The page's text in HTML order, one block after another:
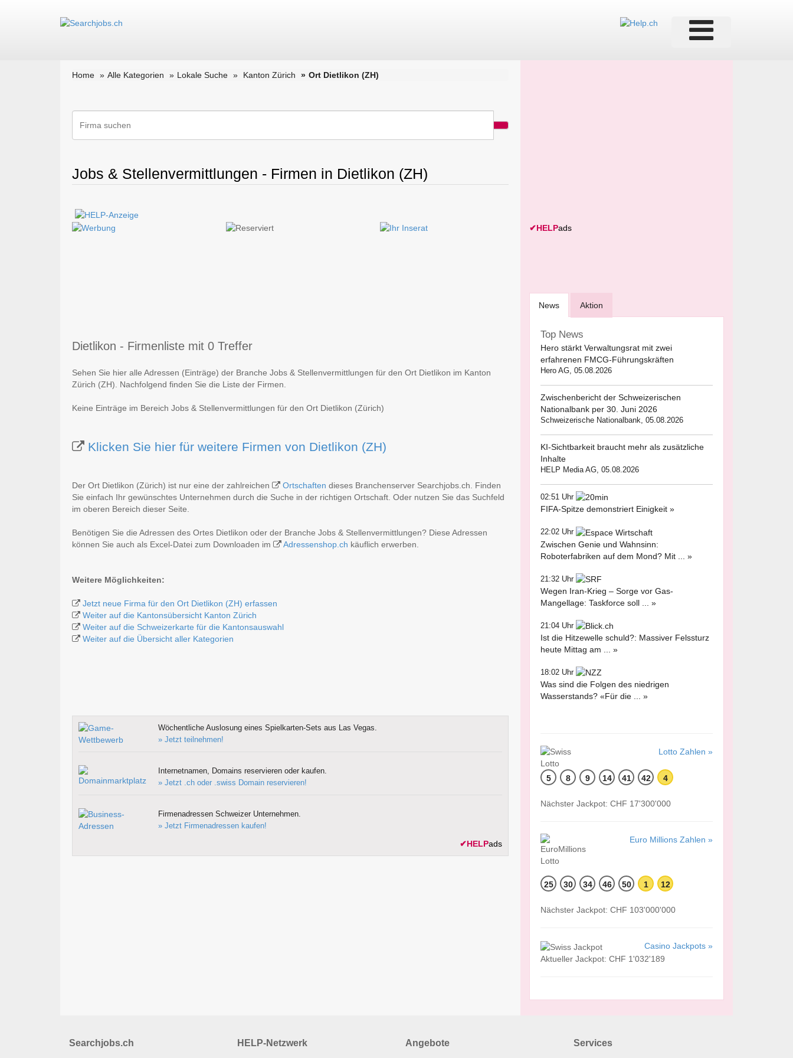
Home Alle Kategorien Lokale Suche Kanton Zürich Ort Dietlikon (ZH)
Jobs & Stellenvermittlungen - Firmen in Dietlikon (ZH)
Dietlikon - Firmenliste mit 0 Treffer
Sehen Sie hier alle Adressen (Einträge) der Branche Jobs & Stellenvermittlungen für den Ort Dietlikon im Kanton
Zürich (ZH). Nachfolgend finden Sie die Liste der Firmen.
Keine Einträge im Bereich Jobs & Stellenvermittlungen für den Ort Dietlikon (Zürich)
Klicken Sie hier für weitere Firmen von Dietlikon (ZH)
Der Ort Dietlikon (Zürich) ist nur eine der zahlreichen Ortschaften dieses Branchenserver Searchjobs.ch. Finden
Sie einfach Ihr gewünschtes Unternehmen durch die Suche in der richtigen Ortschaft. Oder nutzen Sie das Suchfeld
im oberen Bereich dieser Seite.
Benötigen Sie die Adressen des Ortes Dietlikon oder der Branche Jobs & Stellenvermittlungen? Diese Adressen
können Sie auch als Excel-Datei zum Downloaden im
Adressenshop.ch käuflich erwerben.
Weitere Möglichkeiten:
Jetzt neue Firma für den Ort Dietlikon (ZH) erfassen
Weiter auf die Kantonsübersicht Kanton Zürich
Weiter auf die Schweizerkarte für die Kantonsauswahl
Weiter auf die Übersicht aller Kategorien
Wöchentliche Auslosung eines Spielkarten-Sets aus Las Vegas.
» Jetzt teilnehmen!
Internetnamen, Domains reservieren oder kaufen.
» Jetzt .ch oder .swiss Domain reservieren!
Firmenadressen Schweizer Unternehmen.
» Jetzt Firmenadressen kaufen!
✔HELPads
✔HELPads
News Aktion
Top News
Hero stärkt Verwaltungsrat mit zwei
erfahrenen FMCG-Führungskräften
Hero AG, 05.08.2026
Zwischenbericht der Schweizerischen
Nationalbank per 30. Juni 2026
Schweizerische Nationalbank, 05.08.2026
KI-Sichtbarkeit braucht mehr als zusätzliche
Inhalte
HELP Media AG, 05.08.2026
02:51 Uhr
FIFA-Spitze demonstriert Einigkeit »
22:02 Uhr
Zwischen Genie und Wahnsinn:
Roboterfabriken auf dem Mond? Mit ... »
21:32 Uhr
Wegen Iran-Krieg – Sorge vor Gas-
Mangellage: Taskforce soll ... »
21:04 Uhr
Ist die Hitzewelle schuld?: Massiver Felssturz
heute Mittag am ... »
18:02 Uhr
Was sind die Folgen des niedrigen
Wasserstands? «Für die ... »
Lotto Zahlen »
5 8 9 14 41 42 4
Nächster Jackpot: CHF 17'300'000
Euro Millions Zahlen »
25 30 34 46 50 1 12
Nächster Jackpot: CHF 103'000'000
Casino Jackpots »
Aktueller Jackpot: CHF 1'032'189
Searchjobs.ch HELP-Netzwerk Angebote Services